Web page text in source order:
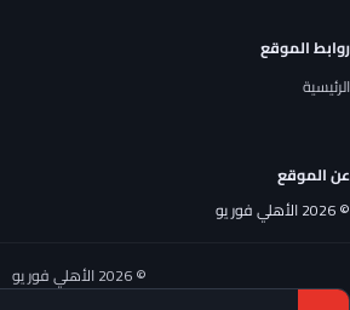
روابط الموقع
الرئيسية
عن الموقع
© 2026 الأهلي فور يو
© 2026 الأهلي فور يو